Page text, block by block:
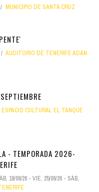
MUNICIPIO DE SANTA CRUZ
AUDITORIO DE TENERIFE ADÁN
ESPACIO CULTURAL EL TANQUE
- TEMPORADA 2026-
19/09/26 - VIE, 25/09/26 - SÁB,